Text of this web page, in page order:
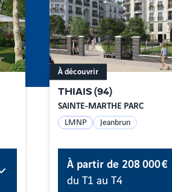
THIAIS(94)
SAINTE-MARTHE PARC
À découvrir
LMNP Jeanbrun
À partir de208 000 €
du T1 au T4